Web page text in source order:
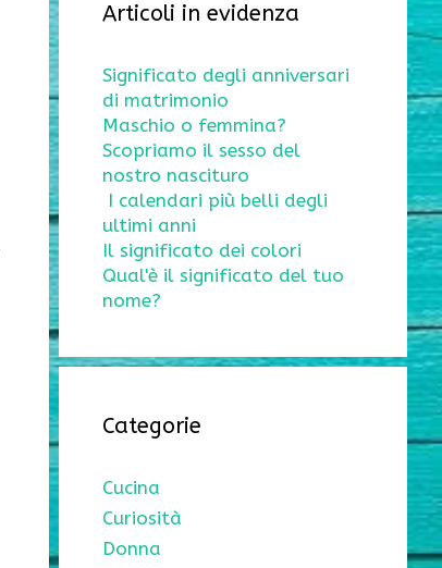
Articoli in evidenza
Significato degli anniversari
di matrimonio
Maschio o femmina?
Scopriamo il sesso del
nostro nascituro
I calendari più belli degli
ultimi anni
Il significato dei colori
Qual'è il significato del tuo
nome?
Categorie
Cucina
Curiosità
Donna